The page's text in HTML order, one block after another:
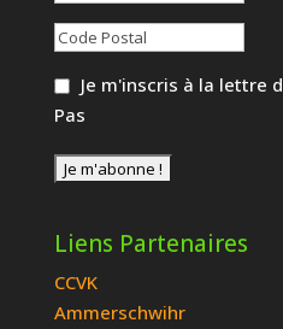
Je m'inscris à la lettre
Pas
Liens Partenaires
CCVK
Ammerschwihr